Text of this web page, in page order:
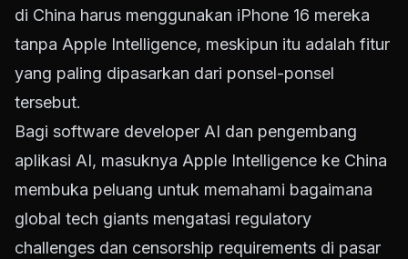
di China harus menggunakan iPhone 16 mereka
tanpa Apple Intelligence, meskipun itu adalah fitur
yang paling dipasarkan dari ponsel-ponsel
tersebut.
Bagi software developer AI dan pengembang
aplikasi AI, masuknya Apple Intelligence ke China
membuka peluang untuk memahami bagaimana
global tech giants mengatasi regulatory
challenges dan censorship requirements di pasar